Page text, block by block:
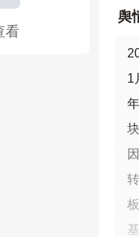
看
舆
1